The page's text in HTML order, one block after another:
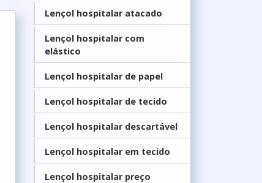
Lençol hospitalar atacado
Lençol hospitalar com
elástico
Lençol hospitalar de papel
Lençol hospitalar de tecido
Lençol hospitalar descartável
Lençol hospitalar em tecido
Lençol hospitalar preço